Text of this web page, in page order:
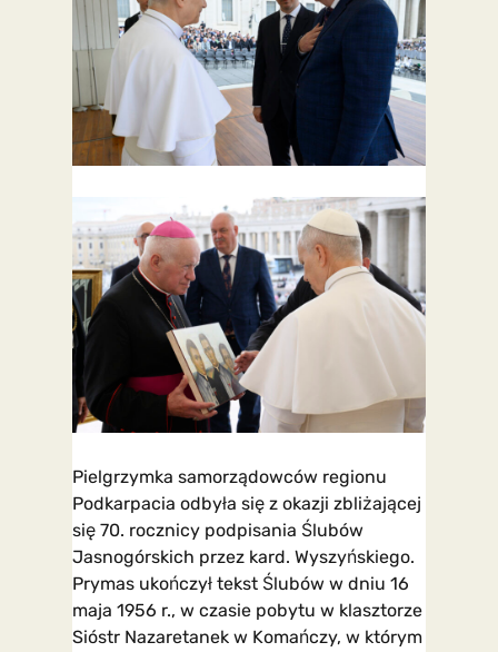
Pielgrzymka samorządowców regionu
Podkarpacia odbyła się z okazji zbliżającej
się 70. rocznicy podpisania Ślubów
Jasnogórskich przez kard. Wyszyńskiego.
Prymas ukończył tekst Ślubów w dniu 16
maja 1956 r., w czasie pobytu w klasztorze
Sióstr Nazaretanek w Komańczy, w którym